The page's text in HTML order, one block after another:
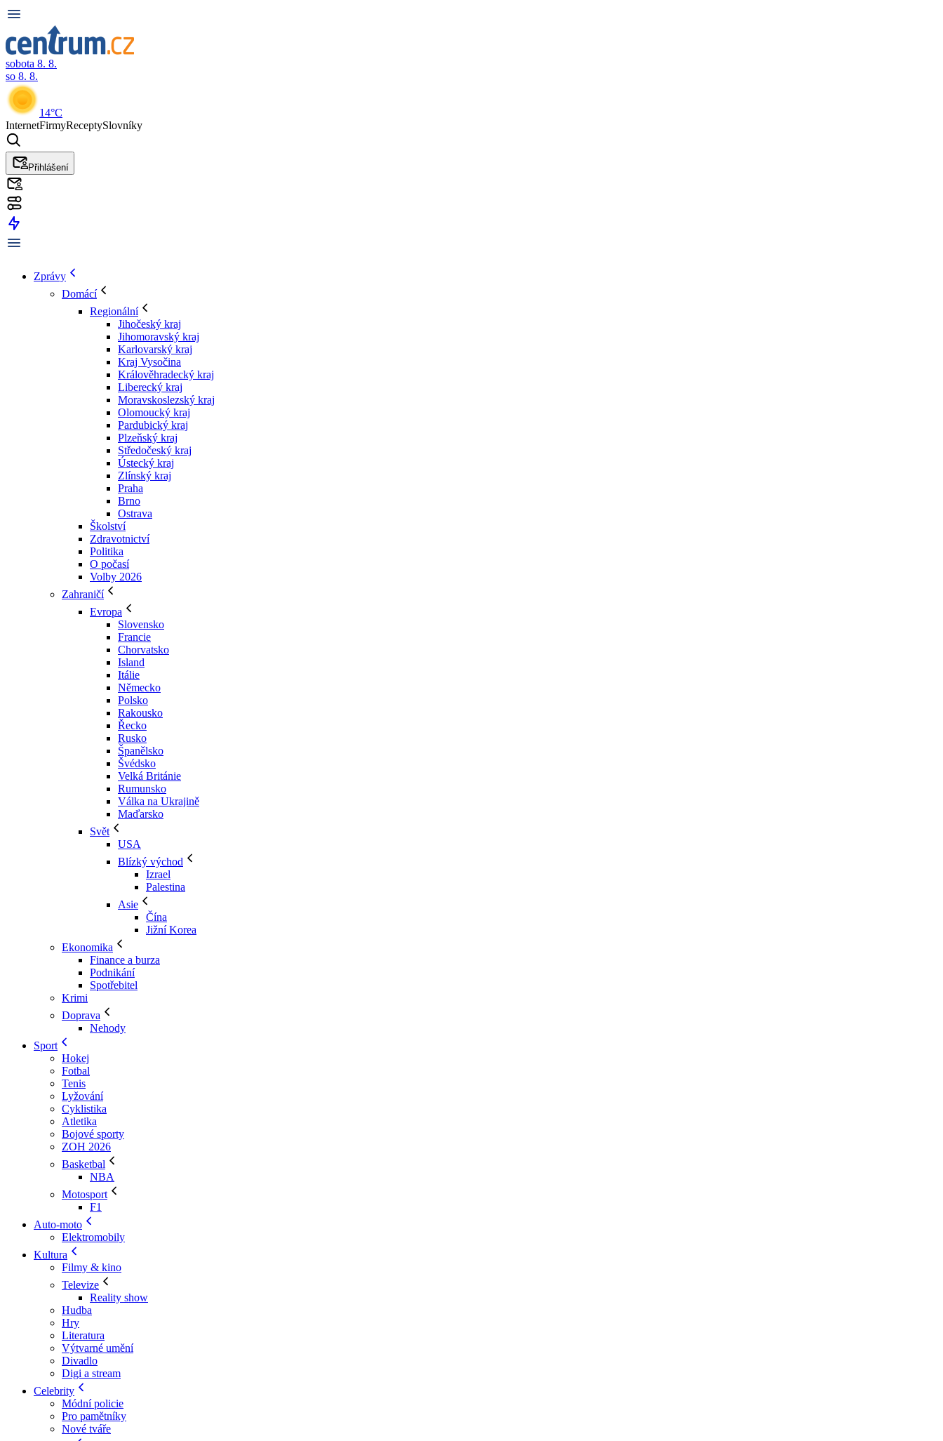
sobota 8. 8.
so 8. 8.
14°C
InternetFirmyReceptySlovníky
Přihlášení
Zprávy
Domácí
Regionální
Jihočeský kraj
Jihomoravský kraj
Karlovarský kraj
Kraj Vysočina
Králověhradecký kraj
Liberecký kraj
Moravskoslezský kraj
Olomoucký kraj
Pardubický kraj
Plzeňský kraj
Středočeský kraj
Ústecký kraj
Zlínský kraj
Praha
Brno
Ostrava
Školství
Zdravotnictví
Politika
O počasí
Volby 2026
Zahraničí
Evropa
Slovensko
Francie
Chorvatsko
Island
Itálie
Německo
Polsko
Rakousko
Řecko
Rusko
Španělsko
Švédsko
Velká Británie
Rumunsko
Válka na Ukrajině
Maďarsko
Svět
USA
Blízký východ
Izrael
Palestina
Asie
Čína
Jižní Korea
Ekonomika
Finance a burza
Podnikání
Spotřebitel
Krimi
Doprava
Nehody
Sport
Hokej
Fotbal
Tenis
Lyžování
Cyklistika
Atletika
Bojové sporty
ZOH 2026
Basketbal
NBA
Motosport
F1
Auto-moto
Elektromobily
Kultura
Filmy & kino
Televize
Reality show
Hudba
Hry
Literatura
Výtvarné umění
Divadlo
Digi a stream
Celebrity
Módní policie
Pro pamětníky
Nové tváře